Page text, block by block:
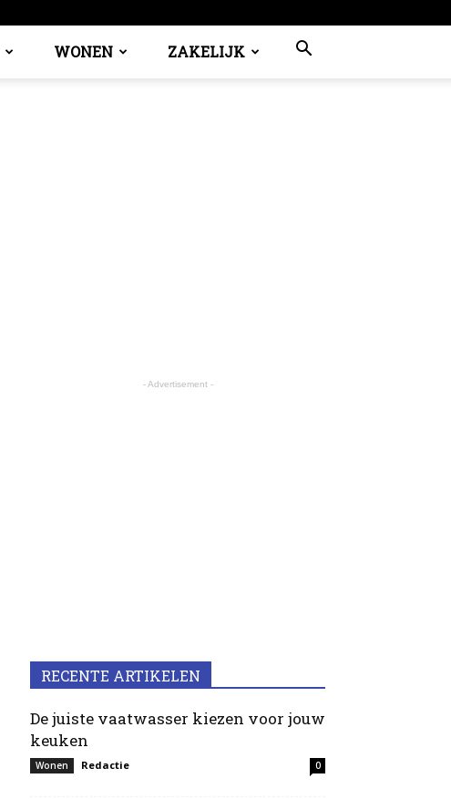
WONEN ZAKELIJK
- Advertisement -
RECENTE ARTIKELEN
De juiste vaatwasser kiezen voor jouw
keuken
Wonen Redactie 0